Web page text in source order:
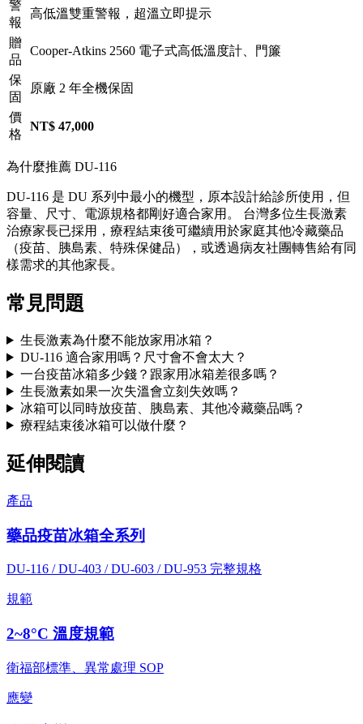
警
報
高低溫雙重警報，超溫立即提示
贈
品
Cooper-Atkins 2560 電子式高低溫度計、門簾
保
固
原廠 2 年全機保固
價
格
NT$ 47,000
為什麼推薦 DU-116
DU-116 是 DU 系列中最小的機型，原本設計給診所使用，但
容量、尺寸、電源規格都剛好適合家用。 台灣多位生長激素
治療家長已採用，療程結束後可繼續用於家庭其他冷藏藥品
（疫苗、胰島素、特殊保健品），或透過病友社團轉售給有同
樣需求的其他家長。
常見問題
生長激素為什麼不能放家用冰箱？
DU-116 適合家用嗎？尺寸會不會太大？
一台疫苗冰箱多少錢？跟家用冰箱差很多嗎？
生長激素如果一次失溫會立刻失效嗎？
冰箱可以同時放疫苗、胰島素、其他冷藏藥品嗎？
療程結束後冰箱可以做什麼？
延伸閱讀
產品
藥品疫苗冰箱全系列
DU-116 / DU-403 / DU-603 / DU-953 完整規格
規範
2~8°C 溫度規範
衛福部標準、異常處理 SOP
應變